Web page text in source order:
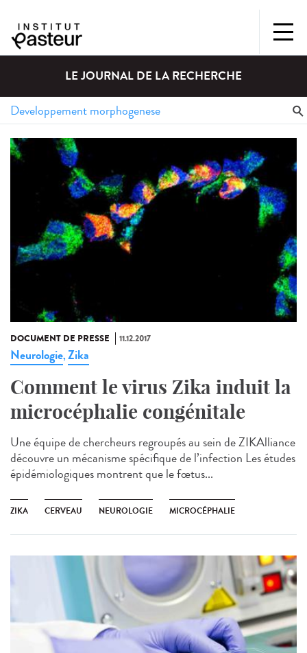
LE JOURNAL DE LA RECHERCHE
DOCUMENT DE PRESSE 11.12.2017
Neurologie,Zika
Comment le virus Zika induit la
microcéphalie congénitale
Une équipe de chercheurs regroupés au sein de ZIKAlliance
découvre un mécanisme spécifique de l’infection Les études
épidémiologiques montrent que le fœtus...
ZIKA CERVEAU NEUROLOGIE MICROCÉPHALIE